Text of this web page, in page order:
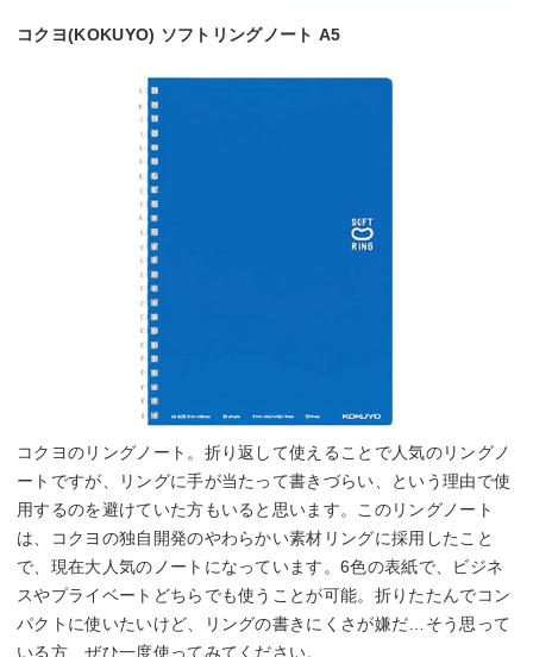
コクヨ(KOKUYO) ソフトリングノート A5
コクヨのリングノート。折り返して使えることで人気のリングノ
ートですが、リングに手が当たって書きづらい、という理由で使
用するのを避けていた方もいると思います。このリングノート
は、コクヨの独自開発のやわらかい素材リングに採用したこと
で、現在大人気のノートになっています。6色の表紙で、ビジネ
スやプライベートどちらでも使うことが可能。折りたたんでコン
パクトに使いたいけど、リングの書きにくさが嫌だ…そう思って
いる方、ぜひ一度使ってみてください。